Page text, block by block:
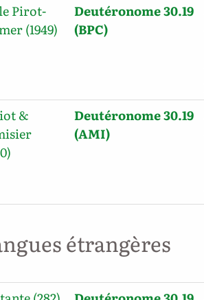
Pirot-
(1949)
Deutéronome 30.19
(BPC)
&
Deutéronome 30.19
(AMI)
étrangères